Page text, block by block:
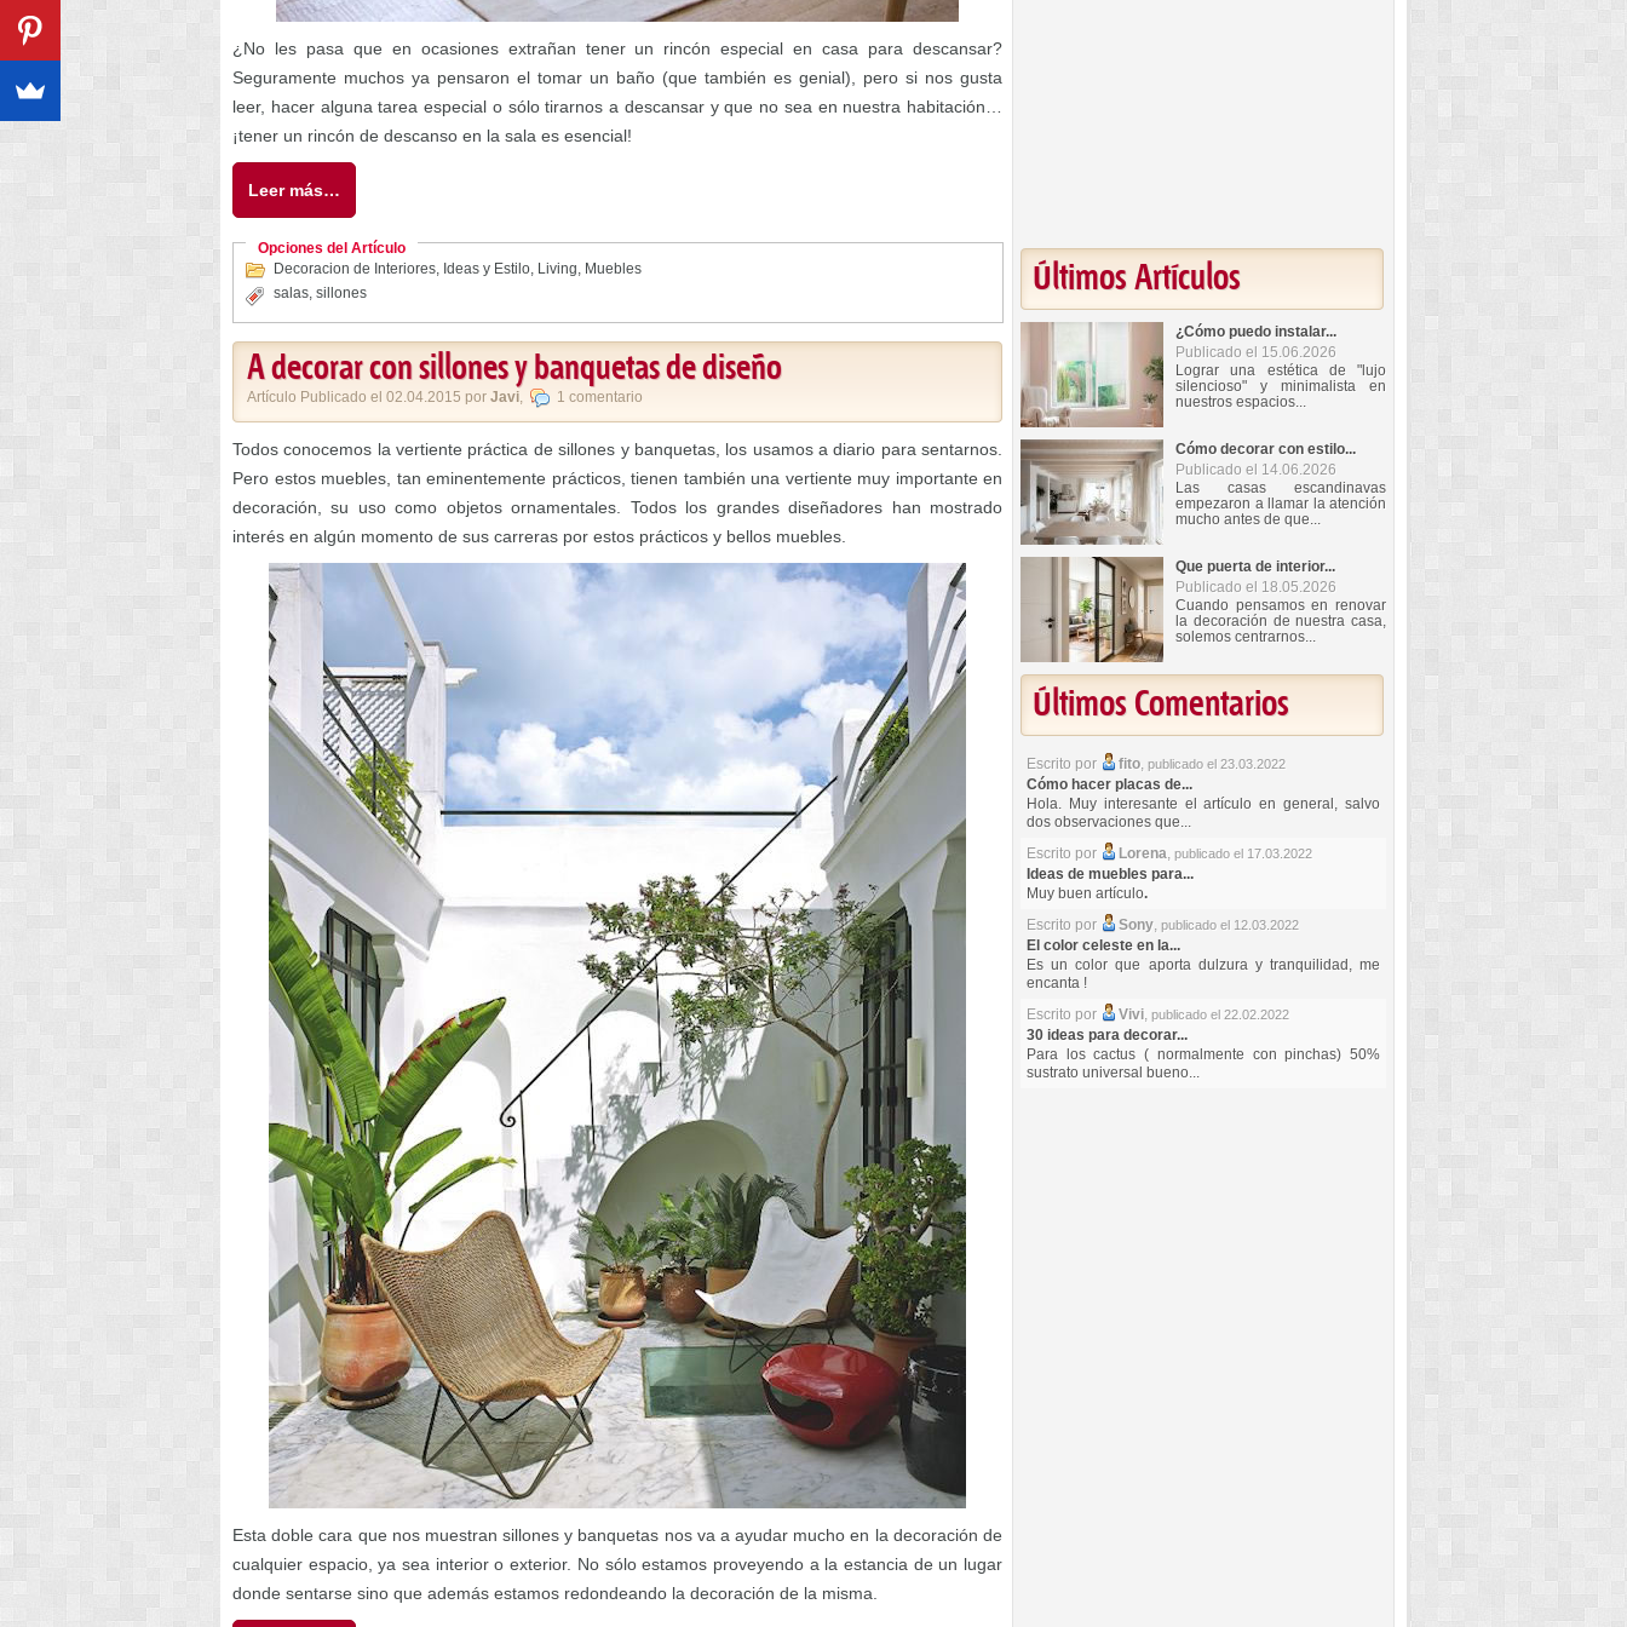
¿No les pasa que en ocasiones extrañan tener un rincón especial en casa para descansar?
Seguramente muchos ya pensaron el tomar un baño (que también es genial), pero si nos gusta
leer, hacer alguna tarea especial o sólo tirarnos a descansar y que no sea en nuestra habitación…
¡tener un rincón de descanso en la sala es esencial!
Leer más…
Opciones del Artículo
Decoracion de Interiores, Ideas y Estilo, Living, Muebles
salas, sillones
A decorar con sillones y banquetas de diseño
Artículo Publicado el 02.04.2015 por Javi, 1 comentario
Todos conocemos la vertiente práctica de sillones y banquetas, los usamos a diario para sentarnos.
Pero estos muebles, tan eminentemente prácticos, tienen también una vertiente muy importante en
decoración, su uso como objetos ornamentales. Todos los grandes diseñadores han mostrado
interés en algún momento de sus carreras por estos prácticos y bellos muebles.
Esta doble cara que nos muestran sillones y banquetas nos va a ayudar mucho en la decoración de
cualquier espacio, ya sea interior o exterior. No sólo estamos proveyendo a la estancia de un lugar
donde sentarse sino que además estamos redondeando la decoración de la misma.
Últimos Artículos
¿Cómo puedo instalar...
Publicado el 15.06.2026
Lograr una estética de "lujo
silencioso" y minimalista en
nuestros espacios...
Cómo decorar con estilo...
Publicado el 14.06.2026
Las casas escandinavas
empezaron a llamar la atención
mucho antes de que...
Que puerta de interior...
Publicado el 18.05.2026
Cuando pensamos en renovar
la decoración de nuestra casa,
solemos centrarnos...
Últimos Comentarios
Escrito por fito, publicado el 23.03.2022
Cómo hacer placas de...
Hola. Muy interesante el artículo en general, salvo
dos observaciones que...
Escrito por
Lorena, publicado el 17.03.2022
Ideas de muebles para...
Muy buen artículo.
Escrito por
Sony, publicado el 12.03.2022
El color celeste en la...
Es un color que aporta dulzura y tranquilidad, me
encanta !
Escrito por
Vivi, publicado el 22.02.2022
30 ideas para decorar...
Para los cactus ( normalmente con pinchas) 50%
sustrato universal bueno...